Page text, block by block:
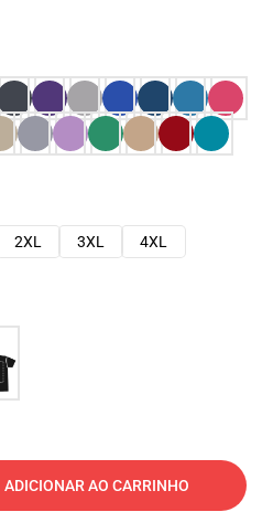
2XL 3XL
4XL
ADICIONAR AO CARRINHO